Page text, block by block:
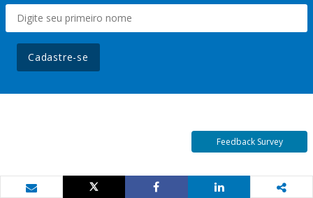
Cadastre-se
Feedback Survey